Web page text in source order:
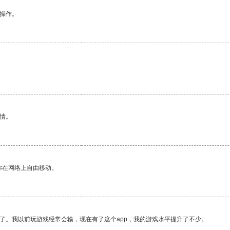
作。
。
网络上自由移动。
我以前玩游戏经常会输，现在有了这个app，我的游戏水平提升了不少。